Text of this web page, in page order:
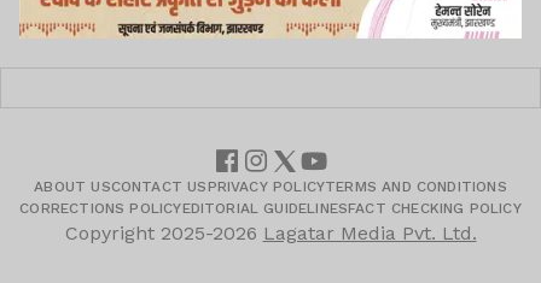
ABOUT USCONTACT US PRIVACY POLICYTERMS AND CONDITIONS
CORRECTIONS POLICYEDITORIAL GUIDELINESFACT CHECKING POLICY
Copyright 2025-2026 Lagatar Media Pvt. Ltd.